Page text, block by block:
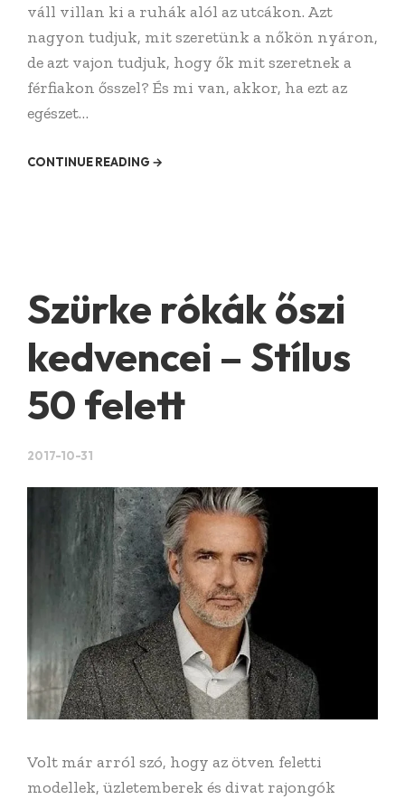
váll villan ki a ruhák alól az utcákon. Azt
nagyon tudjuk, mit szeretünk a nőkön nyáron,
de azt vajon tudjuk, hogy ők mit szeretnek a
férfiakon ősszel? És mi van, akkor, ha ezt az
egészet…
CONTINUE READING →
Szürke rókák őszi
kedvencei – Stílus
50 felett
2017-10-31
Volt már arról szó, hogy az ötven feletti
modellek, üzletemberek és divat rajongók